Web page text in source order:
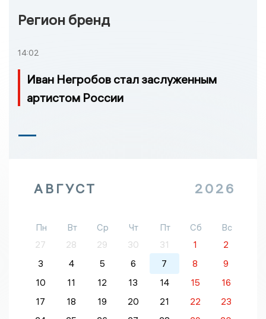
Регион бренд
14:02
Иван Негробов стал заслуженным
артистом России
АВГУСТ 2026
Пн Вт Ср Чт Пт Сб
Вс
27
28 29 30 31 1
2
3
4 5 6 7 8
9
10
11 12 13 14 15
16
17
18 19 20 21 22
23